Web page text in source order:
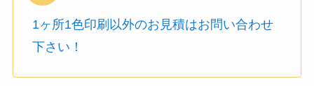
1ヶ所1色印刷以外のお見積はお問い合わせ
下さい！